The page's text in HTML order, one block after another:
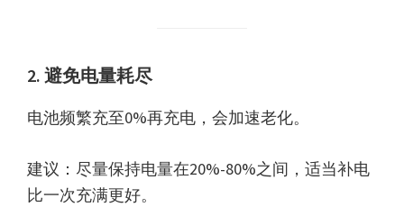
2. 避免电量耗尽
电池频繁充至0%再充电，会加速老化。
建议：尽量保持电量在20%-80%之间，适当补电
比一次充满更好。